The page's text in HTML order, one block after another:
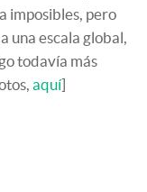
imposibles, pero
una escala global,
todavía más
aquí]